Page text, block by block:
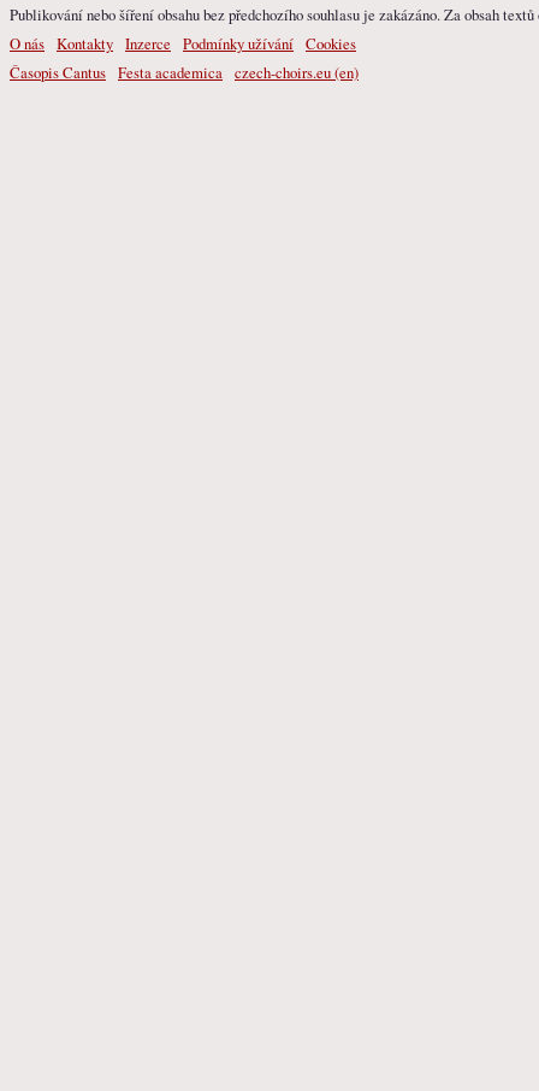
Publikování nebo šíření obsahu bez předchozího souhlasu je zakázáno. Za obsah
O nás Kontakty Inzerce Podmínky užívání Cookies
Časopis Cantus Festa academica czech-choirs.eu (en)